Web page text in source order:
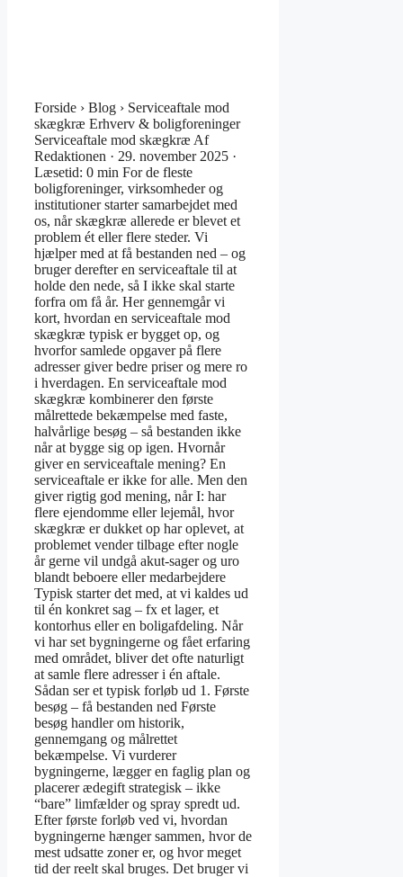
Forside › Blog › Serviceaftale mod
skægkræ Erhverv & boligforeninger
Serviceaftale mod skægkræ Af
Redaktionen · 29. november 2025 ·
Læsetid: 0 min For de fleste
boligforeninger, virksomheder og
institutioner starter samarbejdet med
os, når skægkræ allerede er blevet et
problem ét eller flere steder. Vi
hjælper med at få bestanden ned – og
bruger derefter en serviceaftale til at
holde den nede, så I ikke skal starte
forfra om få år. Her gennemgår vi
kort, hvordan en serviceaftale mod
skægkræ typisk er bygget op, og
hvorfor samlede opgaver på flere
adresser giver bedre priser og mere ro
i hverdagen. En serviceaftale mod
skægkræ kombinerer den første
målrettede bekæmpelse med faste,
halvårlige besøg – så bestanden ikke
når at bygge sig op igen. Hvornår
giver en serviceaftale mening? En
serviceaftale er ikke for alle. Men den
giver rigtig god mening, når I: har
flere ejendomme eller lejemål, hvor
skægkræ er dukket op har oplevet, at
problemet vender tilbage efter nogle
år gerne vil undgå akut-sager og uro
blandt beboere eller medarbejdere
Typisk starter det med, at vi kaldes ud
til én konkret sag – fx et lager, et
kontorhus eller en boligafdeling. Når
vi har set bygningerne og fået erfaring
med området, bliver det ofte naturligt
at samle flere adresser i én aftale.
Sådan ser et typisk forløb ud 1. Første
besøg – få bestanden ned Første
besøg handler om historik,
gennemgang og målrettet
bekæmpelse. Vi vurderer
bygningerne, lægger en faglig plan og
placerer ædegift strategisk – ikke
“bare” limfælder og spray spredt ud.
Efter første forløb ved vi, hvordan
bygningerne hænger sammen, hvor de
mest udsatte zoner er, og hvor meget
tid der reelt skal bruges. Det bruger vi